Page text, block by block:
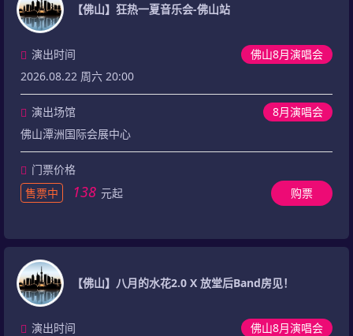
【佛山】狂热一夏音乐会-佛山站
佛山8月演唱会
演出时间
2026.08.22 周六 20:00
8月演唱会
演出场馆
佛山潭洲国际会展中心
门票价格
售票中
138 元起 购票
【佛山】八月的水花2.0 X 放堂后Band房见！
佛山8月演唱会
演出时间